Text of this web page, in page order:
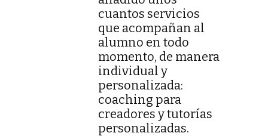
cuantos servicios
que acompañan al
alumno en todo
momento, de manera
individual y
personalizada:
coaching para
creadores y tutorías
personalizadas.